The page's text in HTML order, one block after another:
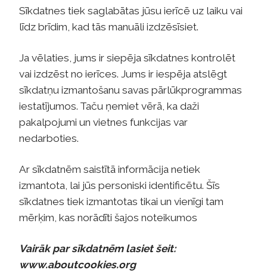
Sīkdatnes tiek saglabātas jūsu ierīcē uz laiku vai
līdz brīdim, kad tās manuāli izdzēsīsiet.
Ja vēlaties, jums ir siepēja sīkdatnes kontrolēt
vai izdzēst no ierīces. Jums ir iespēja atslēgt
sīkdatņu izmantošanu savas pārlūkprogrammas
iestatījumos. Taču ņemiet vērā, ka daži
pakalpojumi un vietnes funkcijas var
nedarboties.
Ar sīkdatnēm saistītā informācija netiek
izmantota, lai jūs personiski identificētu. Šīs
sīkdatnes tiek izmantotas tikai un vienīgi tam
mērķim, kas norādīti šajos noteikumos
Vairāk par sīkdatnēm lasiet šeit:
www.aboutcookies.org